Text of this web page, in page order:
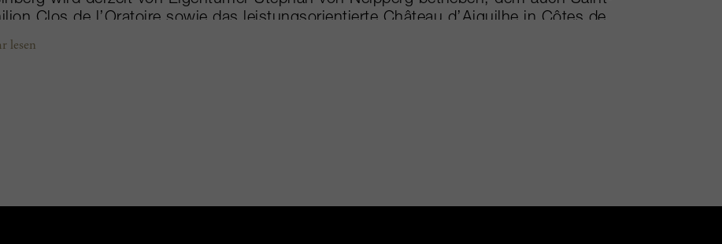
Clos de l’Oratoire sowie das leistungsorientierte Château d’Aiguilhe in Côtes de
gehören. Canon-la-Gaffelière ist heute eines der bemerkenswerten Labels von
ausnahmslos lange am Gaumen.
lesen